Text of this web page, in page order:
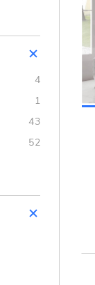
4
1
43
52